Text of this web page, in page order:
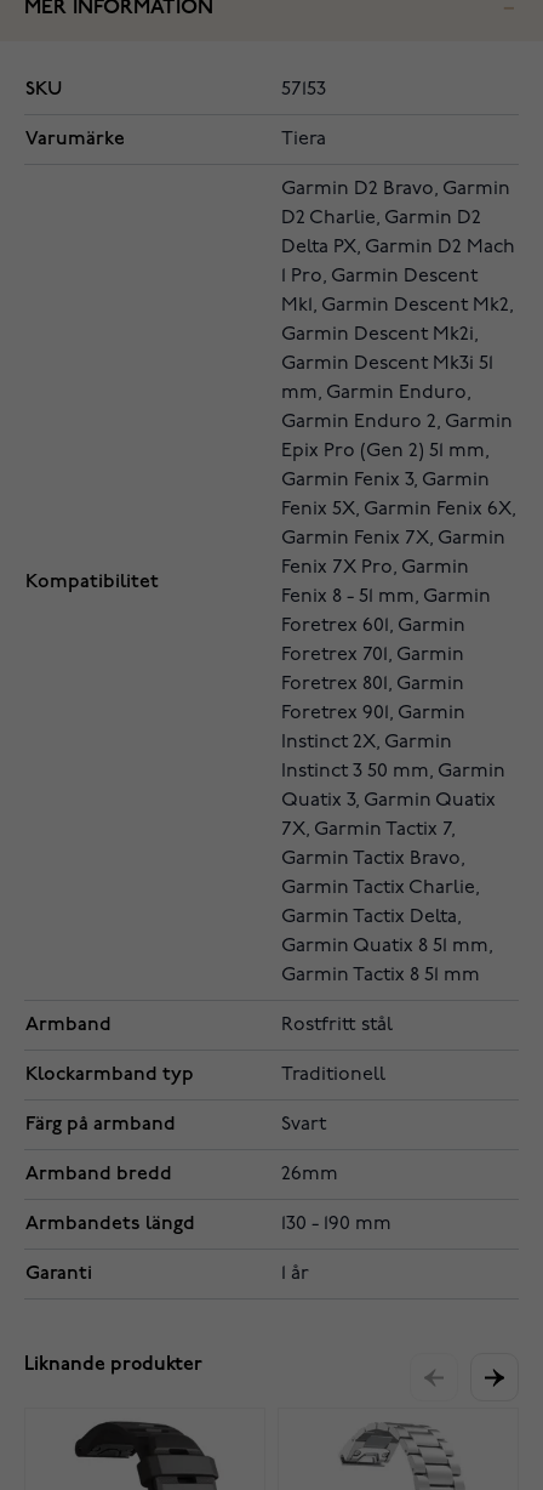
MER INFORMATION
SKU 57153
Varumärke Tiera
Kompatibilitet
Garmin D2 Bravo, Garmin
D2 Charlie, Garmin D2
Delta PX, Garmin D2 Mach
1 Pro, Garmin Descent
Mk1, Garmin Descent Mk2,
Garmin Descent Mk2i,
Garmin Descent Mk3i 51
mm, Garmin Enduro,
Garmin Enduro 2, Garmin
Epix Pro (Gen 2) 51 mm,
Garmin Fenix 3, Garmin
Fenix 5X, Garmin Fenix 6X,
Garmin Fenix 7X, Garmin
Fenix 7X Pro, Garmin
Fenix 8 - 51 mm, Garmin
Foretrex 601, Garmin
Foretrex 701, Garmin
Foretrex 801, Garmin
Foretrex 901, Garmin
Instinct 2X, Garmin
Instinct 3 50 mm, Garmin
Quatix 3, Garmin Quatix
7X, Garmin Tactix 7,
Garmin Tactix Bravo,
Garmin Tactix Charlie,
Garmin Tactix Delta,
Garmin Quatix 8 51 mm,
Garmin Tactix 8 51 mm
Armband Rostfritt stål
Klockarmband typ Traditionell
Färg på armband Svart
Armband bredd 26mm
Armbandets längd 130 - 190 mm
Garanti 1 år
Liknande produkter